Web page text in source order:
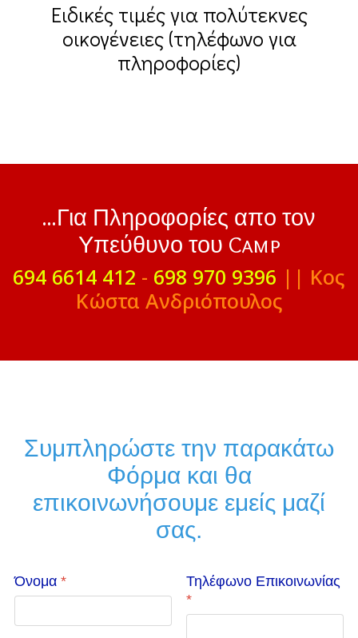
Ειδικές τιμές για πολύτεκνες
οικογένειες (τηλέφωνο για
πληροφορίες)
...Για Πληροφορίες απο τον
Υπεύθυνο του Camp
694 6614 412 - 698 970 9396 || Κος
Κώστα Ανδριόπουλος
Συμπληρώστε την παρακάτω
Φόρμα και θα
επικοινωνήσουμε εμείς μαζί
σας.
Όνομα *
Τηλέφωνο Επικοινωνίας
*